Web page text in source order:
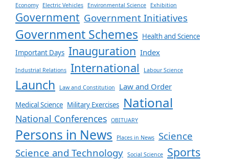
Economy Electric Vehicles Environmental Science Exhibition
Government Government Initiatives
Government Schemes Health and Science
Important Days Inauguration Index
Industrial Relations International Labour Science
Launch Law and Constitution Law and Order
Medical Science Military Exercises National
National Conferences OBITUARY
Persons in News Places in News
Science
Science and Technology Social Science Sports